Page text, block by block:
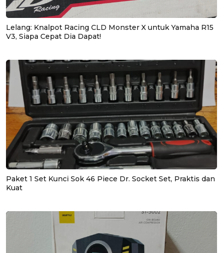
Lelang: Knalpot Racing CLD Monster X untuk Yamaha R15
V3, Siapa Cepat Dia Dapat!
Paket 1 Set Kunci Sok 46 Piece Dr. Socket Set, Praktis dan
Kuat